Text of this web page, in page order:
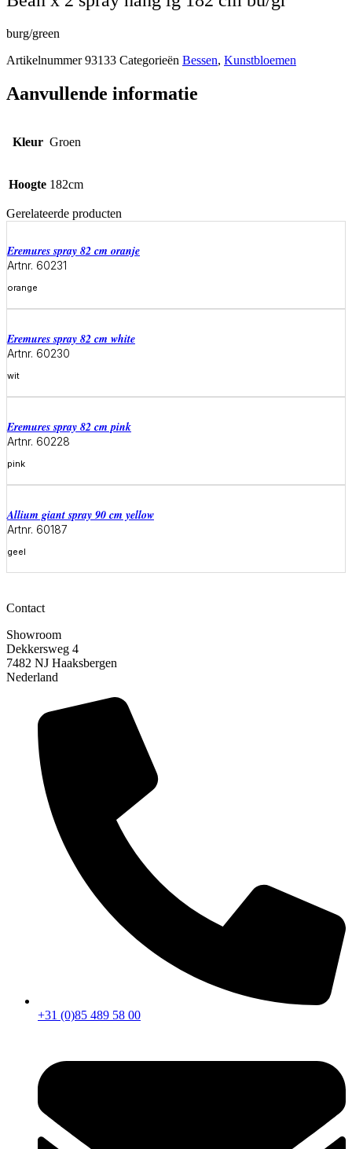
burg/green
Artikelnummer93133 Categorieën Bessen, Kunstbloemen
Aanvullende informatie
Kleur Groen
Hoogte 182cm
Gerelateerde producten
eremures spray 82 cm oranje
Artnr. 60231
orange
Meer informatie
eremures spray 82 cm white
Artnr. 60230
wit
eremures spray 82 cm pink
Artnr. 60228
pink
Meer informatie
allium giant spray 90 cm yellow
Artnr. 60187
geel
Meer informatie
Contact
Showroom
Dekkersweg 4
7482 NJ Haaksbergen
Nederland
+31 (0)85 489 58 00